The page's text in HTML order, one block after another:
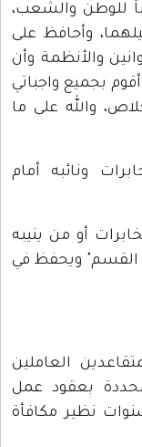
للوطن والشعب،
وأحافظ على
والأنظمة وأن
بجميع واجباتي
والله على ما
ونائبه أمام
أو من ينيبه
القسم" ويحفظ في
العاملين
بعقود عمل
نظير مكافأة